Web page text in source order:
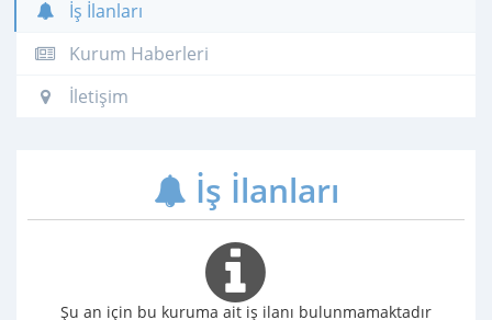
İş İlanları
Kurum Haberleri
İletişim
İş İlanları
Şu an için bu kuruma ait iş ilanı bulunmamaktadır